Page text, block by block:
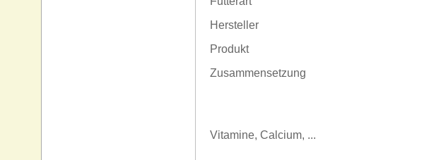
Hersteller
Produkt
Zusammensetzung
Vitamine, Calcium, ...